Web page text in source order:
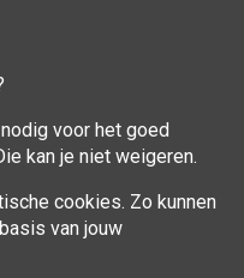
voor het goed
kan je niet weigeren.
cookies. Zo kunnen
van jouw